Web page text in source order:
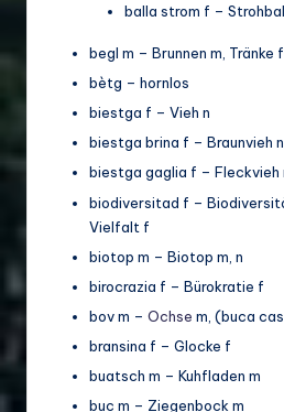
balla strom f –
begl m – Brunnen m, Tränke f
bètg – hornlos
biestga f – Vieh n
biestga brina f – Braunvieh n
biestga gaglia f – Fleckvieh
biodiversitad f –
Vielfalt f
biotop m – Biotop m, n
birocrazia f – Bürokratie f
bov m – Ochse m, (buca
bransina f – Glocke f
buatsch m – Kuhfladen m
buc m – Ziegenbock m